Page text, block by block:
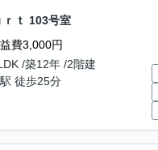
ｔ 103号室
費3,000円
/築12年 /2階建
駅 徒歩25分